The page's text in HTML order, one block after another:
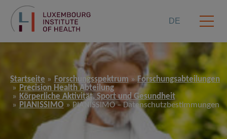
DE
Startseite Forschungsspektrum
Forschungsabteilungen
Precision Health Abteilung
Körperliche Aktivität, Sport und Gesundheit
PIANISSIMO
PIANISSIMO – Datenschutzbestimmungen